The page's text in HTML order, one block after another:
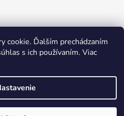
cookie. Ďalším prechádzaním
s ich používaním. Viac
hudobnými nástrojmi
Design – Upravíme a
Shoptet